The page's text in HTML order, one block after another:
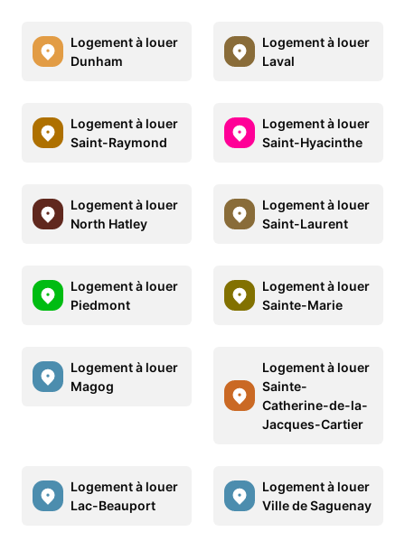
Logement à louer
Dunham
Logement à louer
Laval
Logement à louer
Saint-Raymond
Logement à louer
Saint-Hyacinthe
Logement à louer
North Hatley
Logement à louer
Saint-Laurent
Logement à louer
Piedmont
Logement à louer
Sainte-Marie
Logement à louer
Magog
Logement à louer
Sainte-
Catherine-de-la-
Jacques-Cartier
Logement à louer
Lac-Beauport
Logement à louer
Ville de Saguenay